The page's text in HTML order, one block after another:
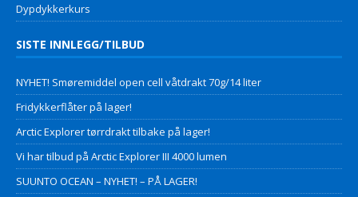
Dypdykkerkurs
SISTE INNLEGG/TILBUD
NYHET! Smøremiddel open cell våtdrakt 70g/14 liter
Fridykkerflåter på lager!
Arctic Explorer tørrdrakt tilbake på lager!
Vi har tilbud på Arctic Explorer III 4000 lumen
SUUNTO OCEAN – NYHET! – PÅ LAGER!